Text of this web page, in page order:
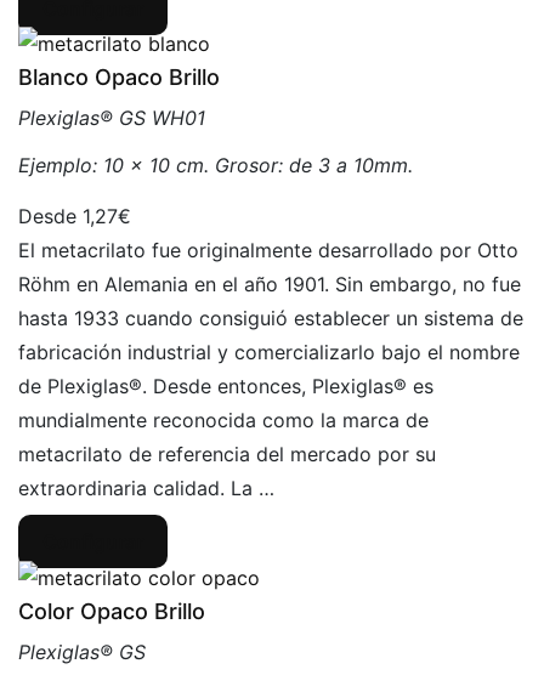
Blanco Opaco Brillo
Plexiglas® GS WH01
Ejemplo: 10 x 10 cm. Grosor: de 3 a 10mm.
1,27€
El metacrilato fue originalmente desarrollado por Otto
Röhm en Alemania en el año 1901. Sin embargo, no fue
hasta 1933 cuando consiguió establecer un sistema de
fabricación industrial y comercializarlo bajo el nombre
de Plexiglas®. Desde entonces, Plexiglas® es
mundialmente reconocida como la marca de
metacrilato de referencia del mercado por su
extraordinaria calidad. La …
Color Opaco Brillo
Plexiglas® GS